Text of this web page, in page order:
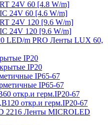
24V 60 [4.8 W/m]
24V 60 [4.6 W/m]
24V 120 [9.6 W/m]
24V 120 [9.6 W/m]
Ленты LUX 60,
IP20
IP20
IP65-67
IP65-67
откр.и герм.IP20-67
откр.и герм.IP20-67
Ленты MICROLED